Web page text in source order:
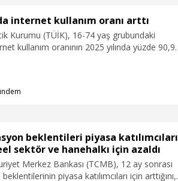
internet kullanım oranı arttı
Kurumu (TÜİK), 16-74 yaş grubundaki
kullanım oranının 2025 yılında yüzde 90,9
beklentileri piyasa katılımcıları
sektör ve hanehalkı için azaldı
Merkez Bankası (TCMB), 12 ay sonrası
piyasa katılımcıları için arttığını,